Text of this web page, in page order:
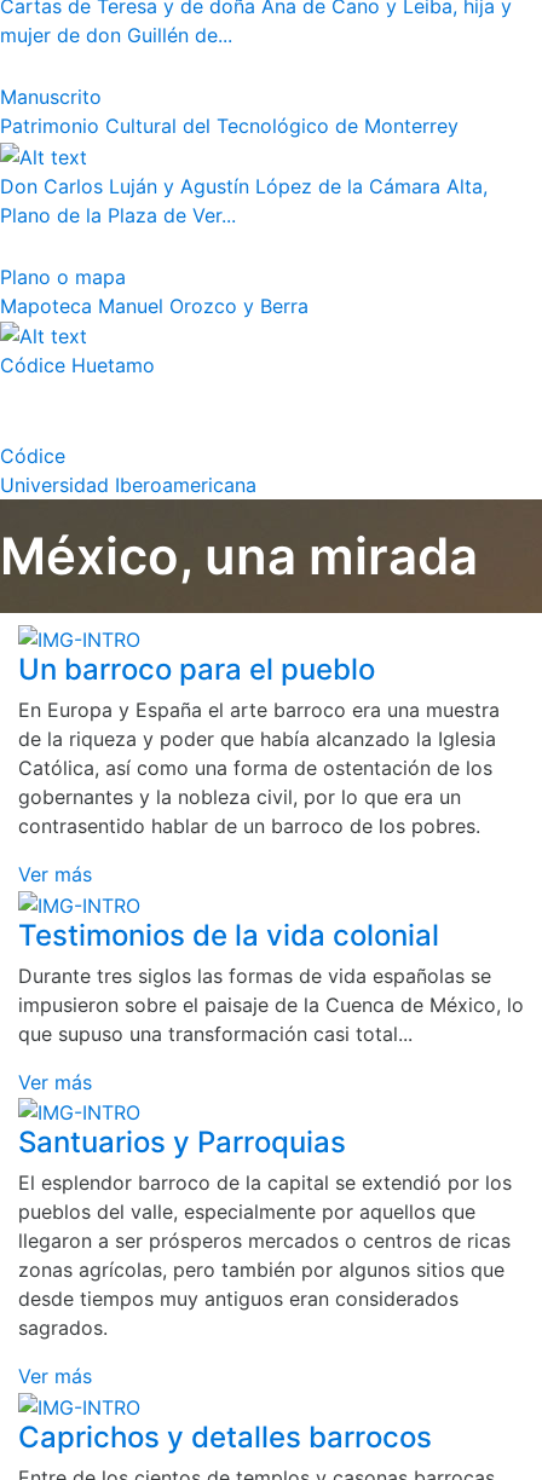
Cartas de Teresa y de doña Ana de Cano y Leiba, hija y
mujer de don Guillén de...
Manuscrito
Patrimonio Cultural del Tecnológico de Monterrey
Don Carlos Luján y Agustín López de la Cámara Alta,
Plano de la Plaza de Ver...
Plano o mapa
Mapoteca Manuel Orozco y Berra
Códice Huetamo
Códice
Universidad Iberoamericana
México, una mirada
Un barroco para el pueblo
En Europa y España el arte barroco era una muestra
de la riqueza y poder que había alcanzado la Iglesia
Católica, así como una forma de ostentación de los
gobernantes y la nobleza civil, por lo que era un
contrasentido hablar de un barroco de los pobres.
Ver más
Testimonios de la vida colonial
Durante tres siglos las formas de vida españolas se
impusieron sobre el paisaje de la Cuenca de México, lo
que supuso una transformación casi total...
Ver más
Santuarios y Parroquias
El esplendor barroco de la capital se extendió por los
pueblos del valle, especialmente por aquellos que
llegaron a ser prósperos mercados o centros de ricas
zonas agrícolas, pero también por algunos sitios que
desde tiempos muy antiguos eran considerados
sagrados.
Ver más
Caprichos y detalles barrocos